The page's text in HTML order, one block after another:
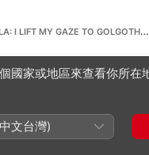
TUOMO NIKKOLA: I LIFT MY GAZE TO GOLGOTHA, SHZ 86
to Golgotha, SHZ 86
、Laestadian Lutheran
國家或地區來查看你所在
文台灣)